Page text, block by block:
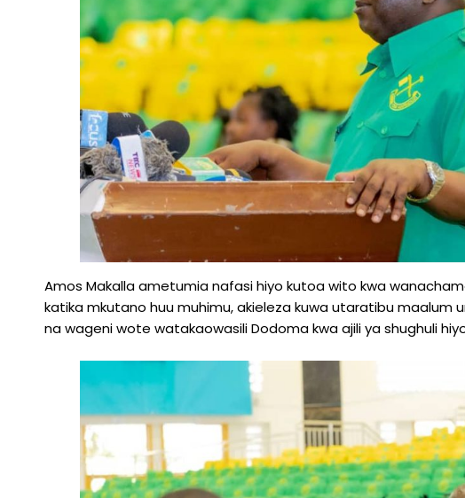
Amos Makalla ametumia nafasi hiyo kutoa wito kwa
katika mkutano huu muhimu, akieleza kuwa utaratibu maalum
na wageni wote watakaowasili Dodoma kwa ajili ya shughuli